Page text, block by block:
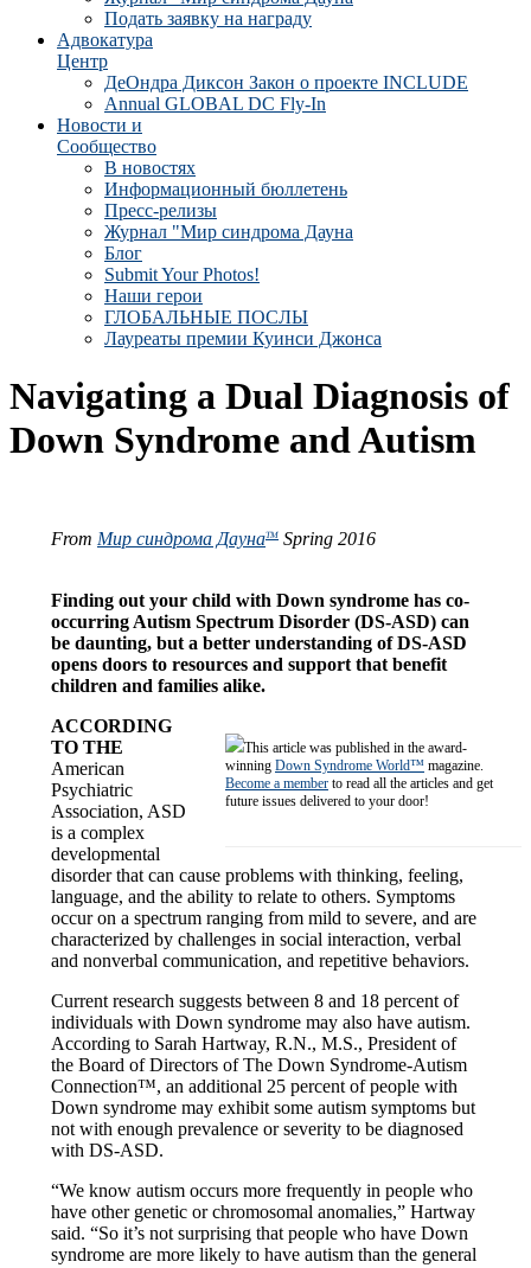
Подать заявку на награду
Адвокатура
Центр
ДеОндра Диксон Закон о проекте INCLUDE
Annual GLOBAL DC Fly-In
Новости и
Сообщество
В новостях
Информационный бюллетень
Пресс-релизы
Журнал "Мир синдрома Дауна
Блог
Submit Your Photos!
Наши герои
ГЛОБАЛЬНЫЕ ПОСЛЫ
Лауреаты премии Куинси Джонса
Navigating a Dual Diagnosis of
Down Syndrome and Autism
From Мир синдрома ДаунаTM Spring 2016
Finding out your child with Down syndrome has co-
occurring Autism Spectrum Disorder (DS-ASD) can
be daunting, but a better understanding of DS-ASD
opens doors to resources and support that benefit
children and families alike.
This article was published in the award-
winning Down Syndrome World™ magazine.
Become a member to read all the articles and get
future issues delivered to your door!
ACCORDING
TO THE
American
Psychiatric
Association, ASD
is a complex
developmental
disorder that can cause problems with thinking, feeling,
language, and the ability to relate to others. Symptoms
occur on a spectrum ranging from mild to severe, and are
characterized by challenges in social interaction, verbal
and nonverbal communication, and repetitive behaviors.
Current research suggests between 8 and 18 percent of
individuals with Down syndrome may also have autism.
According to Sarah Hartway, R.N., M.S., President of
the Board of Directors of The Down Syndrome-Autism
Connection™, an additional 25 percent of people with
Down syndrome may exhibit some autism symptoms but
not with enough prevalence or severity to be diagnosed
with DS-ASD.
“We know autism occurs more frequently in people who
have other genetic or chromosomal anomalies,” Hartway
said. “So it’s not surprising that people who have Down
syndrome are more likely to have autism than the general